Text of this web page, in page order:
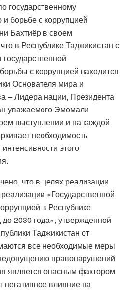
государственному
борьбе с коррупцией
Бахтиёр в своем
в Республике Таджикистан с
с коррупцией находится
Основателя мира и
– Лидера нации, Президента
уважаемого Эмомали
выступлении и на каждой
необходимость
этого
что в целях реализации
«Государственной
в Республике
2030 года», утвержденной
Таджикистан от
все необходимые меры
правонарушений
является опасным фактором
негативное влияние на